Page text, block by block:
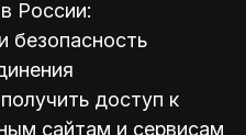
России:
безопасность
доступ к
сайтам и сервисам